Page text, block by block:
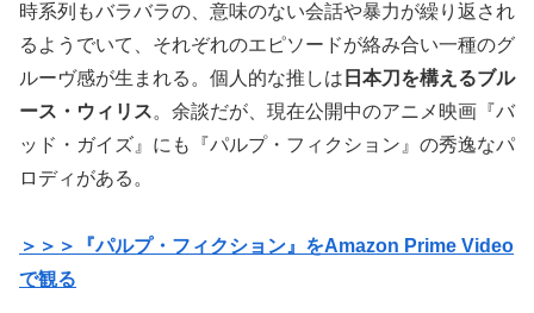
時系列もバラバラの、意味のない会話や暴力が繰り返され
るようでいて、それぞれのエピソードが絡み合い一種のグ
ルーヴ感が生まれる。個人的な推しは 日本刀を構えるブル
ース・ウィリス。余談だが、現在公開中のアニメ映画『バ
ッド・ガイズ』にも『パルプ・フィクション』の秀逸なパ
ロディがある。
＞＞＞『パルプ・フィクション』をAmazon Prime Video
で観る